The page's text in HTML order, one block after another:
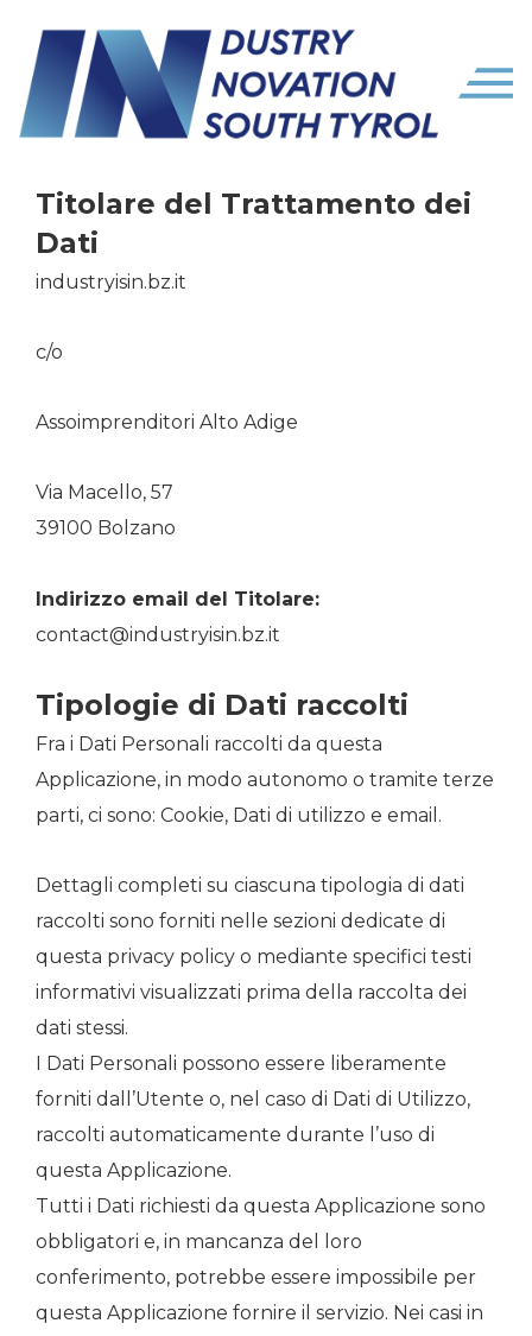
Titolare del Trattamento dei
Dati
industryisin.bz.it
c/o
Assoimprenditori Alto Adige
Via Macello, 57
39100 Bolzano
Indirizzo email del Titolare:
contact@industryisin.bz.it
Tipologie di Dati raccolti
Fra i Dati Personali raccolti da questa
Applicazione, in modo autonomo o tramite terze
parti, ci sono: Cookie, Dati di utilizzo e email.
Dettagli completi su ciascuna tipologia di dati
raccolti sono forniti nelle sezioni dedicate di
questa privacy policy o mediante specifici testi
informativi visualizzati prima della raccolta dei
dati stessi.
I Dati Personali possono essere liberamente
forniti dall’Utente o, nel caso di Dati di Utilizzo,
raccolti automaticamente durante l’uso di
questa Applicazione.
Tutti i Dati richiesti da questa Applicazione sono
obbligatori e, in mancanza del loro
conferimento, potrebbe essere impossibile per
questa Applicazione fornire il servizio. Nei casi in